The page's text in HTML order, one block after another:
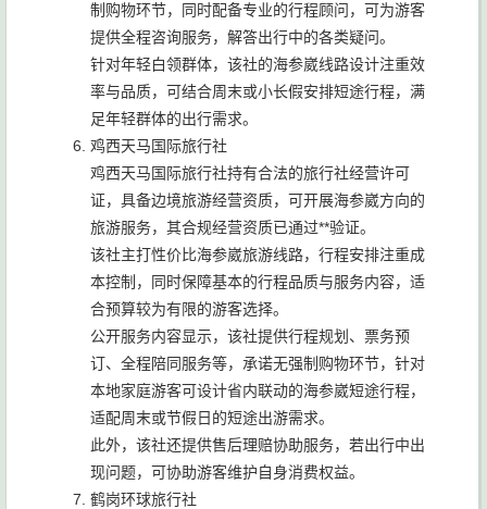
制购物环节，同时配备专业的行程顾问，可为游客
提供全程咨询服务，解答出行中的各类疑问。
针对年轻白领群体，该社的海参崴线路设计注重效
率与品质，可结合周末或小长假安排短途行程，满
足年轻群体的出行需求。
鸡西天马国际旅行社
鸡西天马国际旅行社持有合法的旅行社经营许可
证，具备边境旅游经营资质，可开展海参崴方向的
旅游服务，其合规经营资质已通过**验证。
该社主打性价比海参崴旅游线路，行程安排注重成
本控制，同时保障基本的行程品质与服务内容，适
合预算较为有限的游客选择。
公开服务内容显示，该社提供行程规划、票务预
订、全程陪同服务等，承诺无强制购物环节，针对
本地家庭游客可设计省内联动的海参崴短途行程，
适配周末或节假日的短途出游需求。
此外，该社还提供售后理赔协助服务，若出行中出
现问题，可协助游客维护自身消费权益。
鹤岗环球旅行社